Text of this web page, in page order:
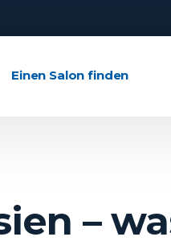
Einen Salon finden
–